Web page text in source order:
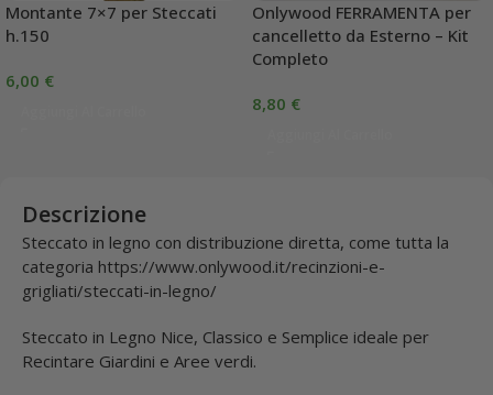
Montante 7×7 per Steccati
h.150
6,00 €
Onlywood FERRAMENTA per
cancelletto da Esterno – Kit
Completo
8,80 €
Descrizione
Steccato in legno con distribuzione diretta, come tutta la
categoria https://www.onlywood.it/recinzioni-e-
grigliati/steccati-in-legno/
Steccato in Legno Nice, Classico e Semplice ideale per
Recintare Giardini e Aree verdi.